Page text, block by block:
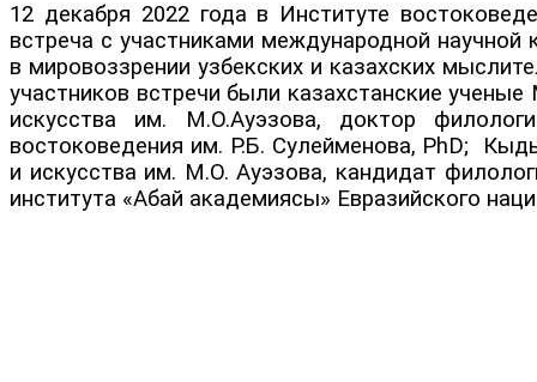
12 декабря 2022 года в Институте
встреча с участниками международной научной
в мировоззрении узбекских и казахских
участников встречи были казахстанские
искусства им. М.О.Ауэзова, доктор
востоковедения им. Р.Б. Сулейменова, PhD;
и искусства им. М.О. Ауэзова, кандидат
института «Абай академиясы» Евразийского